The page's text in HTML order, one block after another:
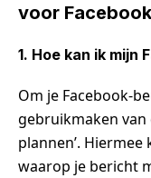
voor Facebook
1. Hoe kan ik mijn
Om je Facebook-
gebruikmaken van
plannen’.
waarop je bericht